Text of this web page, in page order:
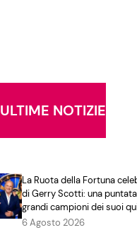
ULTIME NOTIZIE
La Ruota della Fortuna
di Gerry Scotti: una
grandi campioni dei suoi
6 Agosto 2026